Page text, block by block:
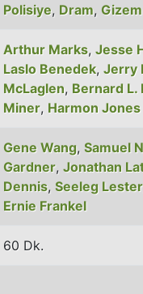
Polisiye, Dram, Gizem
Arthur Marks, Jesse
Laslo Benedek, Jerry
McLaglen, Bernard L.
Miner, Harmon Jones
Gene Wang, Samuel
Gardner, Jonathan
Dennis, Seeleg Lester
Ernie Frankel
60 Dk.